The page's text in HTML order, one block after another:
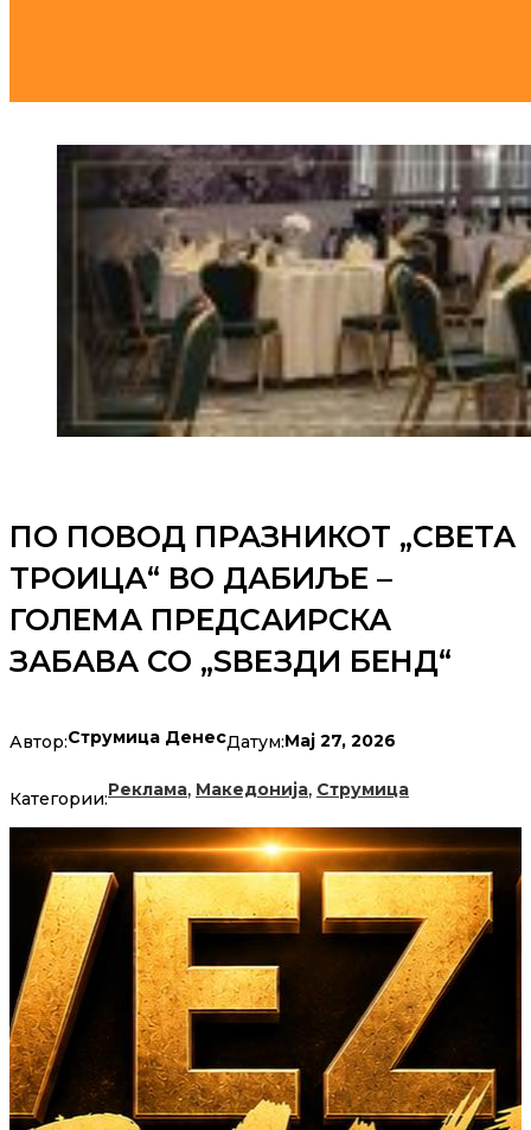
ПО ПОВОД ПРАЗНИКОТ „СВЕТА
ТРОИЦА“ ВО ДАБИЉЕ –
ГОЛЕМА ПРЕДСАИРСКА
ЗАБАВА СО „ЅВЕЗДИ БЕНД“
Автор:Струмица ДенесДатум:Мај 27, 2026
Категории:Реклама, Македонија, Струмица